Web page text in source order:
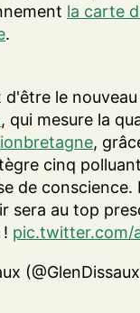
la carte
.
d'être le
, qui mesure la
,
cinq
de conscience.
sera au top
pic.twitter.com/